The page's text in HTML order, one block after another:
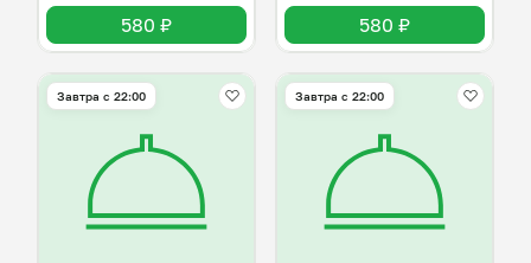
580 ₽ 580 ₽
Завтра c 22:00 Завтра c 22:00